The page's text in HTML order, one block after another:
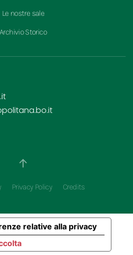
Le nostre sale
Archivio Storico
Privacy Policy Credits
relative alla privacy